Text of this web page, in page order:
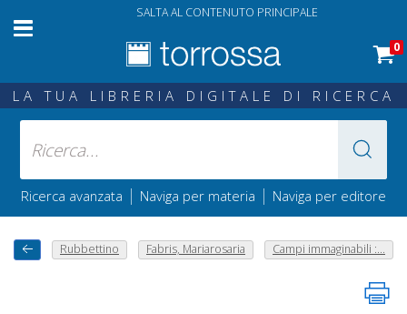
SALTA AL CONTENUTO PRINCIPALE
0
LA TUA LIBRERIA DIGITALE DI RICERCA
Ricerca avanzata | Naviga per materia | Naviga per editore
Rubbettino Fabris, Mariarosaria Campi immaginabili :...